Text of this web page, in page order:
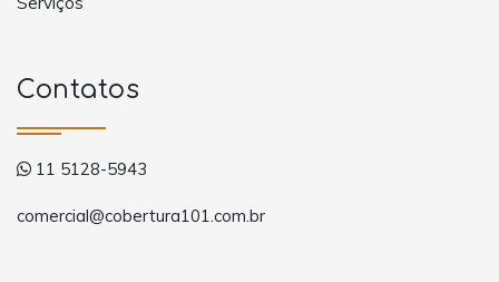
Contatos
11 5128-5943
comercial@cobertura101.com.br